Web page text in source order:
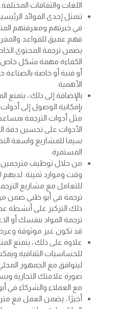
اللغات والثقافات المختلفة.
تتمثل إحدى الفوائد
في خبرتهم ومعرفتهم
فهم عميق للقواعد
يضمن ترجمة المحتوى
الكفاءة مهمة بشكل خاص
أو فنية أو خاصة
الأهمية.
بالإضافة إلى ذلك ، يتمتع
بإمكانية الوصول إلى
الأدوات على تحسين دقة
سيما للمشاريع واسعة
المستمرة.
من خلال توظيف مترجمين
وقت وموارد ثمينة. لديهم
للتعامل مع مشاريع
ترجمة في أبو ظبي ضمن
ذلك التركيز على أنشطة
ترجمة المواد بنفسك أو
قد تكون غير موثوقة
علاوة على ذلك ، يتمتع
للحساسيات الثقافية
ليتوافق مع الجمهور
صورة علامتك التجارية
مع العملاء والشركاء في
أخيرًا ، يضمن العمل مع